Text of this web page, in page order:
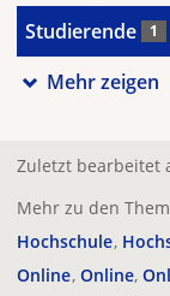
Studierende 1
Mehr zeigen
Zuletzt bearbeitet
Mehr zu den
Hochschule
Online Online